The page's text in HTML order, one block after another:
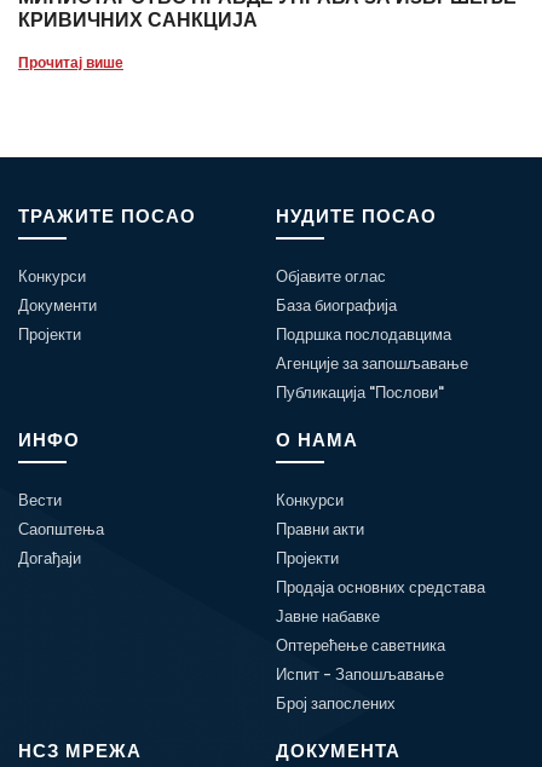
КРИВИЧНИХ САНКЦИЈА
Прочитај више
ТРАЖИТЕ ПОСАО
Конкурси
Документи
Пројекти
НУДИТЕ ПОСАО
Објавите оглас
База биографија
Подршка послодавцима
Агенције за запошљавање
Публикација "Послови"
ИНФО
Вести
Саопштења
Догађаји
О НАМА
Конкурси
Правни акти
Пројекти
Продаја основних средстава
Јавне набавке
Оптерећење саветника
Испит - Запошљавање
Број запослених
НСЗ МРЕЖА ДОКУМЕНТА